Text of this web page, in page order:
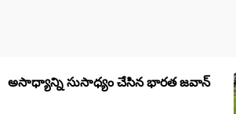
అసాధ్యాన్ని సుసాధ్యం చేసిన భారత జవాన్